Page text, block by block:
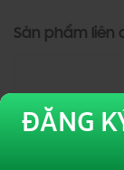
ĐĂNG
Sản phẩm liên